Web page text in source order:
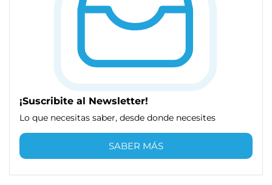
¡Suscribite al Newsletter!
Lo que necesitas saber, desde donde necesites
SABER MÁS